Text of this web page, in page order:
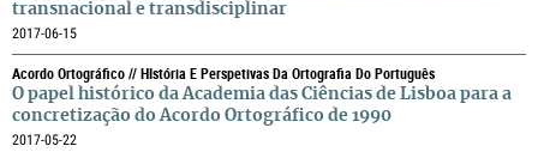
transnacional e transdisciplinar
2017-06-15
Acordo Ortográfico // HIstória E Perspetivas Da Ortografia Do Português
O papel histórico da Academia das Ciências de Lisboa para a
concretização do Acordo Ortográfico de 1990
2017-05-22